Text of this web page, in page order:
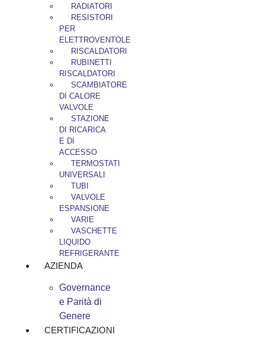
RADIATORI
RESISTORI
PER
ELETTROVENTOLE
RISCALDATORI
RUBINETTI
RISCALDATORI
SCAMBIATORE
DI CALORE
VALVOLE
STAZIONE
DI RICARICA
E DI
ACCESSO
TERMOSTATI
UNIVERSALI
TUBI
VALVOLE
ESPANSIONE
VARIE
VASCHETTE
LIQUIDO
REFRIGERANTE
AZIENDA
Governance
e Parità di
Genere
CERTIFICAZIONI